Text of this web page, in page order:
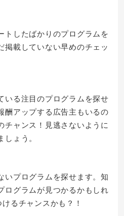
トしたばかりのプログラムを
掲載していない早めのチェッ
いる注目のプログラムを探せ
酬アップする広告主もいるの
チャンス！見逃さないように
ょう。
いプログラムを探せます。知
ログラムが見つかるかもしれ
るチャンスかも？！